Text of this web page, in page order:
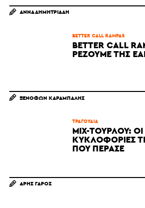
ΆΝΝΑ ΔΗΜΗΤΡΙΆΔΗ
BETTER CALL RAMPAS
BETTER CALL
ΡΕΖΟΥΜΈ ΤΗΣ
ΞΕΝΟΦΏΝ ΚΑΡΆΜΠΑΛΗΣ
ΤΡΑΓΟΎΔΙΑ
MIX-ΤΟΥΡΛΟΎ:
ΚΥΚΛΟΦΟΡΊΕΣ
ΠΟΥ ΠΈΡΑΣΕ
ΆΡΗΣ ΓΆΡΟΣ